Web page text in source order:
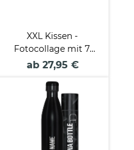
XXL Kissen -
Fotocollage mit 7
Fotos - Glück ist -
ab 27,95 €